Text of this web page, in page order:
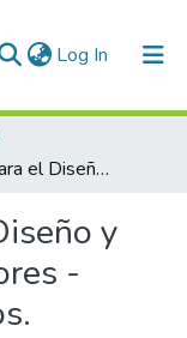
Log In (current)
Metodología para el Diseño y Cálculo de los agitadores - mezcladores de fluidos.
y
-